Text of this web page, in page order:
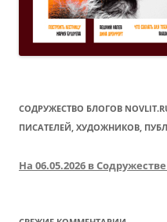
СОДРУЖЕСТВО БЛОГОВ
ПИСАТЕЛЕЙ, ХУДОЖНИКОВ,
На 06.05.2026 в